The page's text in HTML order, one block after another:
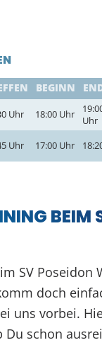
BEGINN
Uhr 18:00 Uhr
Uhr
Uhr 17:00 Uhr
BEIM
SV Poseidon
doch
uns vorbei.
Du schon